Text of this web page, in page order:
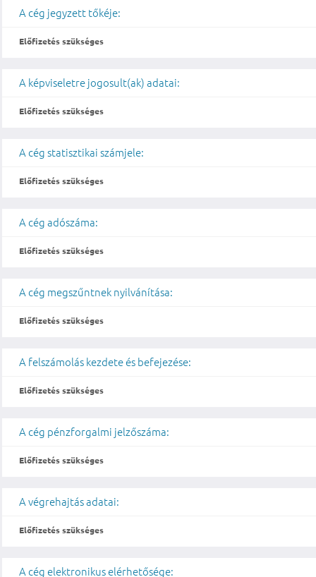
A cég jegyzett tőkéje:
Előfizetés szükséges
A képviseletre jogosult(ak) adatai:
Előfizetés szükséges
A cég statisztikai számjele:
Előfizetés szükséges
A cég adószáma:
Előfizetés szükséges
A cég megszűntnek nyilvánítása:
Előfizetés szükséges
A felszámolás kezdete és befejezése:
Előfizetés szükséges
A cég pénzforgalmi jelzőszáma:
Előfizetés szükséges
A végrehajtás adatai:
Előfizetés szükséges
A cég elektronikus elérhetősége: